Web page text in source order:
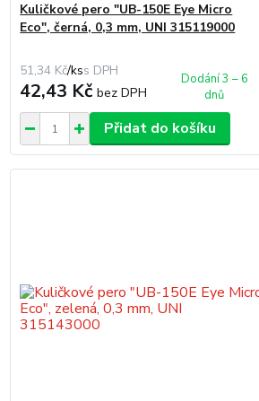
Kuličkové pero "UB-150E Eye Micro
Eco", černá, 0,3 mm, UNI 315119000
51,34 Kč/ks
42,43 Kčbez DPH
Dodání 3 – 6
dnů
Přidat do košíku